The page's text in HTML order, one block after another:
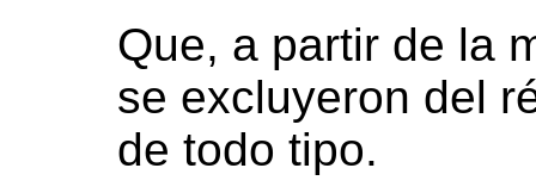
Que, a partir de la
se excluyeron del
de todo tipo.